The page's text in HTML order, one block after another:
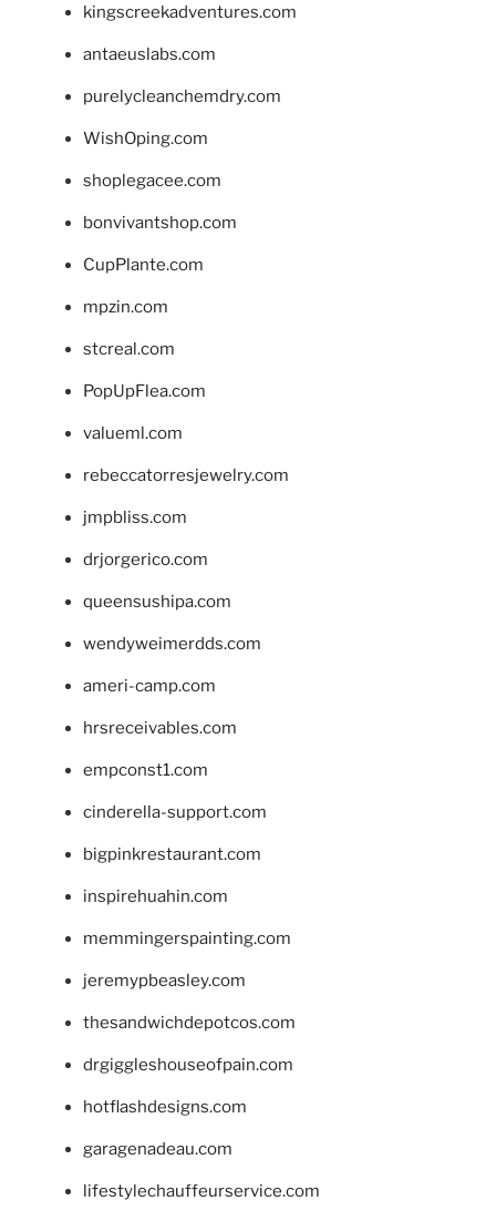
kingscreekadventures.com
antaeuslabs.com
purelycleanchemdry.com
WishOping.com
shoplegacee.com
bonvivantshop.com
CupPlante.com
mpzin.com
stcreal.com
PopUpFlea.com
valueml.com
rebeccatorresjewelry.com
jmpbliss.com
drjorgerico.com
queensushipa.com
wendyweimerdds.com
ameri-camp.com
hrsreceivables.com
empconst1.com
cinderella-support.com
bigpinkrestaurant.com
inspirehuahin.com
memmingerspainting.com
jeremypbeasley.com
thesandwichdepotcos.com
drgiggleshouseofpain.com
hotflashdesigns.com
garagenadeau.com
lifestylechauffeurservice.com